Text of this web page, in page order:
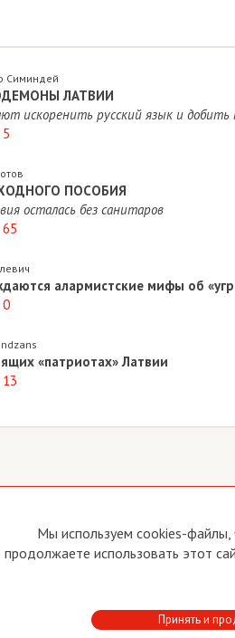
Симиндей
ЛАТВИИ
искоренить русский язык и добить
5
ПОСОБИЯ
осталась без санитаров
65
алармистские мифы об
0
«патриотах» Латвии
13
Устав
Мы используем cookies-файлы,
продолжаете использовать этот
Принять и